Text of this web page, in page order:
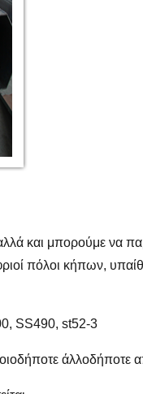
και μπορούμε να
πόλοι κήπων,
SS490, st52-3
άλλοδήποτε